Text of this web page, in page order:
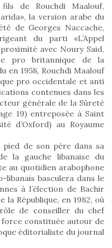
de Rouchdi Maalouf,
la version arabe du
de Georges Naccache,
du parti «L’Appel
avec Noury Said,
pro britannique de la
en 1958, Rouchdi Maalouf
pro occidentale et anti
contenues dans les
générale de la Sûreté
19) entreposée à Saint
d’Oxford) au Royaume
de son père dans sa
la gauche libanaise du
au quotidien arabophone
libanais basculera dans le
à l’élection de Bachir
la République, en 1982, où
de conseiller du chef
force constituée autour de
éditorialiste du journal